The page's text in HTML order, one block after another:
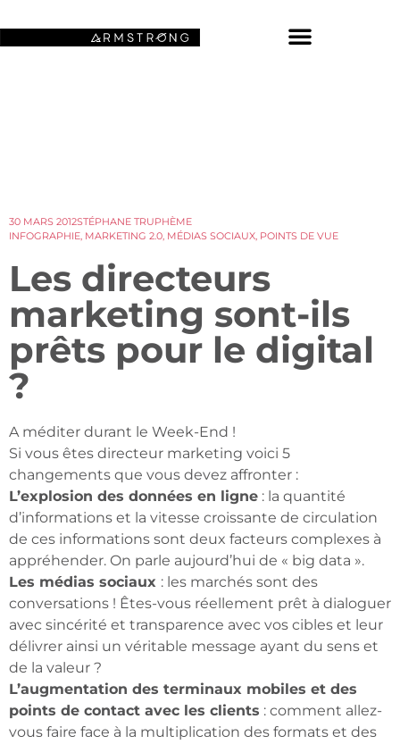
30 MARS 2012STÉPHANE TRUPHÈME
INFOGRAPHIE, MARKETING 2.0, MÉDIAS SOCIAUX, POINTS DE VUE
Les directeurs
marketing sont-ils
prêts pour le digital
?
A méditer durant le Week-End !
Si vous êtes directeur marketing voici 5
changements que vous devez affronter :
L’explosion des données en ligne : la quantité
d’informations et la vitesse croissante de circulation
de ces informations sont deux facteurs complexes à
appréhender. On parle aujourd’hui de « big data ».
Les médias sociaux : les marchés sont des
conversations ! Êtes-vous réellement prêt à dialoguer
avec sincérité et transparence avec vos cibles et leur
délivrer ainsi un véritable message ayant du sens et
de la valeur ?
L’augmentation des terminaux mobiles et des
points de contact avec les clients : comment allez-
vous faire face à la multiplication des formats et des